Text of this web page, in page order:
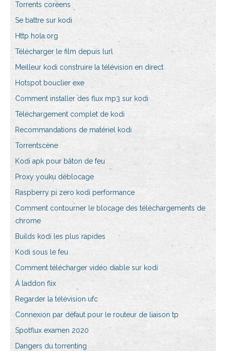
Torrents coréens
Se battre sur kodi
Http hola.org
Télécharger le film depuis lurl
Meilleur kodi construire la télévision en direct
Hotspot bouclier exe
Comment installer des flux mp3 sur kodi
Téléchargement complet de kodi
Recommandations de matériel kodi
Torrentscène
Kodi apk pour bâton de feu
Proxy youku déblocage
Raspberry pi zero kodi performance
Comment contourner le blocage des téléchargements de
chrome
Builds kodi les plus rapides
Kodi sous le feu
Comment télécharger vidéo diable sur kodi
À laddon flix
Regarder la télévision ufc
Connexion par défaut pour le routeur de liaison tp
Spotflux examen 2020
Dangers du torrenting